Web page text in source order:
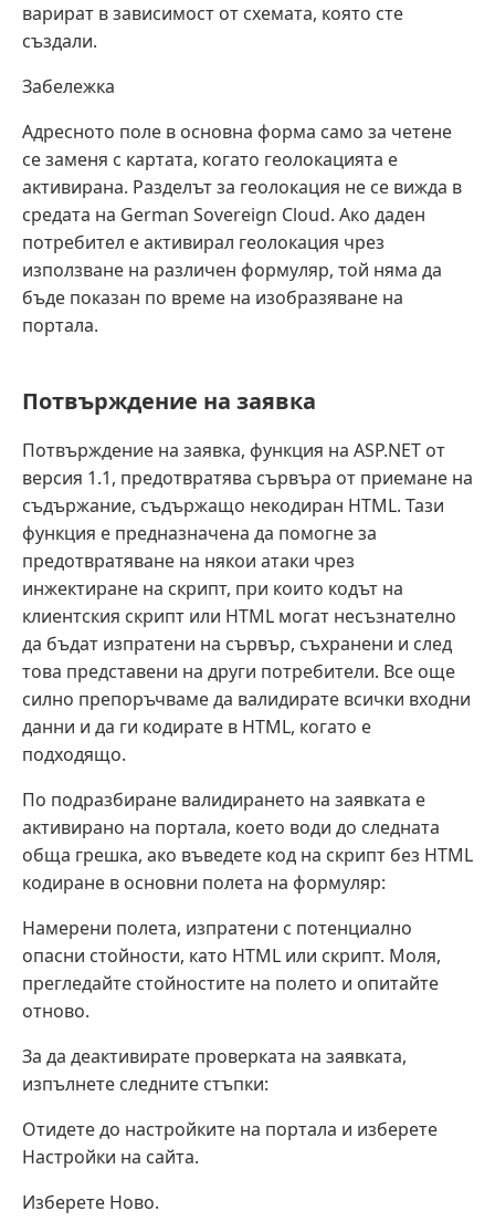
варират в зависимост от схемата, която сте
създали.
Забележка
Адресното поле в основна форма само за четене
се заменя с картата, когато геолокацията е
активирана. Разделът за геолокация не се вижда в
средата на German Sovereign Cloud. Ако даден
потребител е активирал геолокация чрез
използване на различен формуляр, той няма да
бъде показан по време на изобразяване на
портала.
Потвърждение на заявка
Потвърждение на заявка, функция на ASP.NET от
версия 1.1, предотвратява сървъра от приемане на
съдържание, съдържащо некодиран HTML. Тази
функция е предназначена да помогне за
предотвратяване на някои атаки чрез
инжектиране на скрипт, при които кодът на
клиентския скрипт или HTML могат несъзнателно
да бъдат изпратени на сървър, съхранени и след
това представени на други потребители. Все още
силно препоръчваме да валидирате всички входни
данни и да ги кодирате в HTML, когато е
подходящо.
По подразбиране валидирането на заявката е
активирано на портала, което води до следната
обща грешка, ако въведете код на скрипт без HTML
кодиране в основни полета на формуляр:
Намерени полета, изпратени с потенциално
опасни стойности, като HTML или скрипт. Моля,
прегледайте стойностите на полето и опитайте
отново.
За да деактивирате проверката на заявката,
изпълнете следните стъпки:
Отидете до настройките на портала и изберете
Настройки на сайта.
Изберете Ново.